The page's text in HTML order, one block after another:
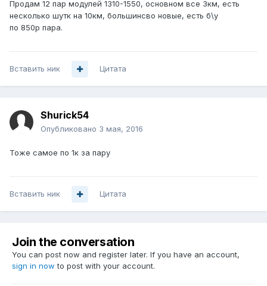
Продам 12 пар модулей 1310-1550, основном все 3км, есть
несколько шутк на 10км, большинсво новые, есть б\у
по 850р пара.
Вставить ник Цитата
Shurick54
Опубликовано 3 мая, 2016
Тоже самое по 1к за пару
Вставить ник Цитата
Join the conversation
You can post now and register later. If you have an account,
sign in now to post with your account.